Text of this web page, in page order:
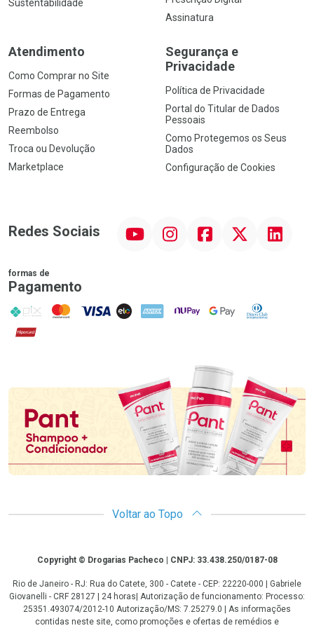
Sustentabilidade
Assinatura
Atendimento
Como Comprar no Site
Formas de Pagamento
Prazo de Entrega
Reembolso
Troca ou Devolução
Marketplace
Segurança e
Privacidade
Política de Privacidade
Portal do Titular de Dados
Pessoais
Como Protegemos os Seus
Dados
Configuração de Cookies
Redes Sociais InstagramFacebookTwitter Linkedin
formas de
Pagamento
PIX MasterCard
VISA ELO AMEX NuPay Google PayDiners Club
Hipercard
Promoção em Destaque
Voltar ao Topo
CopyrightCopyright © Drogarias Pacheco | CNPJ: 33.438.250/0187-08
Rio de Janeiro - RJ: Rua do Catete, 300 - Catete - CEP: 22220-000 | Gabriele
Giovanelli - CRF 28127 | 24 horas| Autorização de funcionamento: Processo:
25351.493074/2012-10 Autorização/MS: 7.25279.0 | As informações
contidas neste site, como promoções e ofertas de remédios e